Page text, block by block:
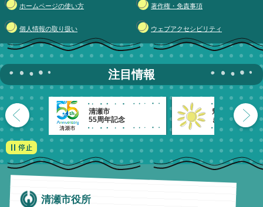
ホームページの使い方 著作権・免責事項
個人情報の取り扱い ウェブアクセシビリティ
注目情報
清瀬市
55周年記念
魅力発信！
きよせのーと。
清瀬市役所